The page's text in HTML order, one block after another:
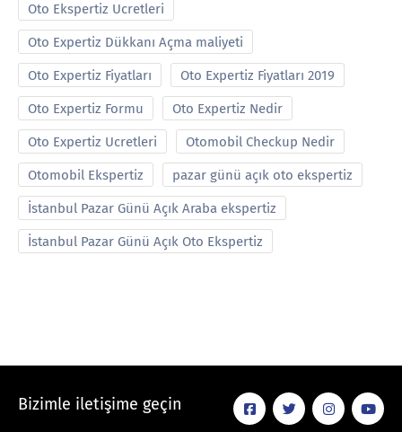
Oto Ekspertiz Ucretleri
Oto Expertiz Dükkanı Açma maliyeti
Oto Expertiz Fiyatları Oto Expertiz Fiyatları 2019
Oto Expertiz Formu Oto Expertiz Nedir
Oto Expertiz Ucretleri Otomobil Checkup Nedir
Otomobil Ekspertiz pazar günü açık oto ekspertiz
İstanbul Pazar Günü Açık Araba ekspertiz
İstanbul Pazar Günü Açık Oto Ekspertiz
Bizimle iletişime geçin